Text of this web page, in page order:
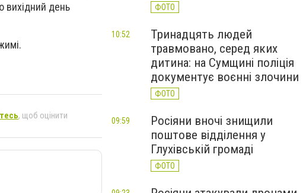
вихiдний день
, щоб оцінити
ФОТО
Тринадцять людей
травмовано, серед яких
дитина: на Сумщині поліція
документує воєнні злочини
ФОТО
10:52
Росіяни вночі знищили
поштове відділення у
Глухівській громаді
ФОТО
09:59